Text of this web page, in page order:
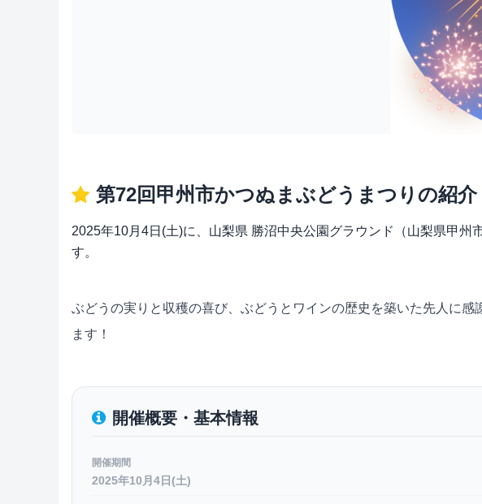
第72回甲州市かつぬまぶどうまつりの紹介
2025年10月4日(土)に、山梨県 勝沼中央公園グラウンド（山梨県甲
す。
ぶどうの実りと収穫の喜び、ぶどうとワインの歴史を築いた先人に
ます！
開催概要・基本情報
開催期間
2025年10月4日(土)